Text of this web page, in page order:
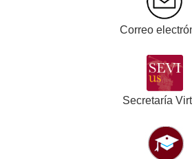
Correo
Secretaría